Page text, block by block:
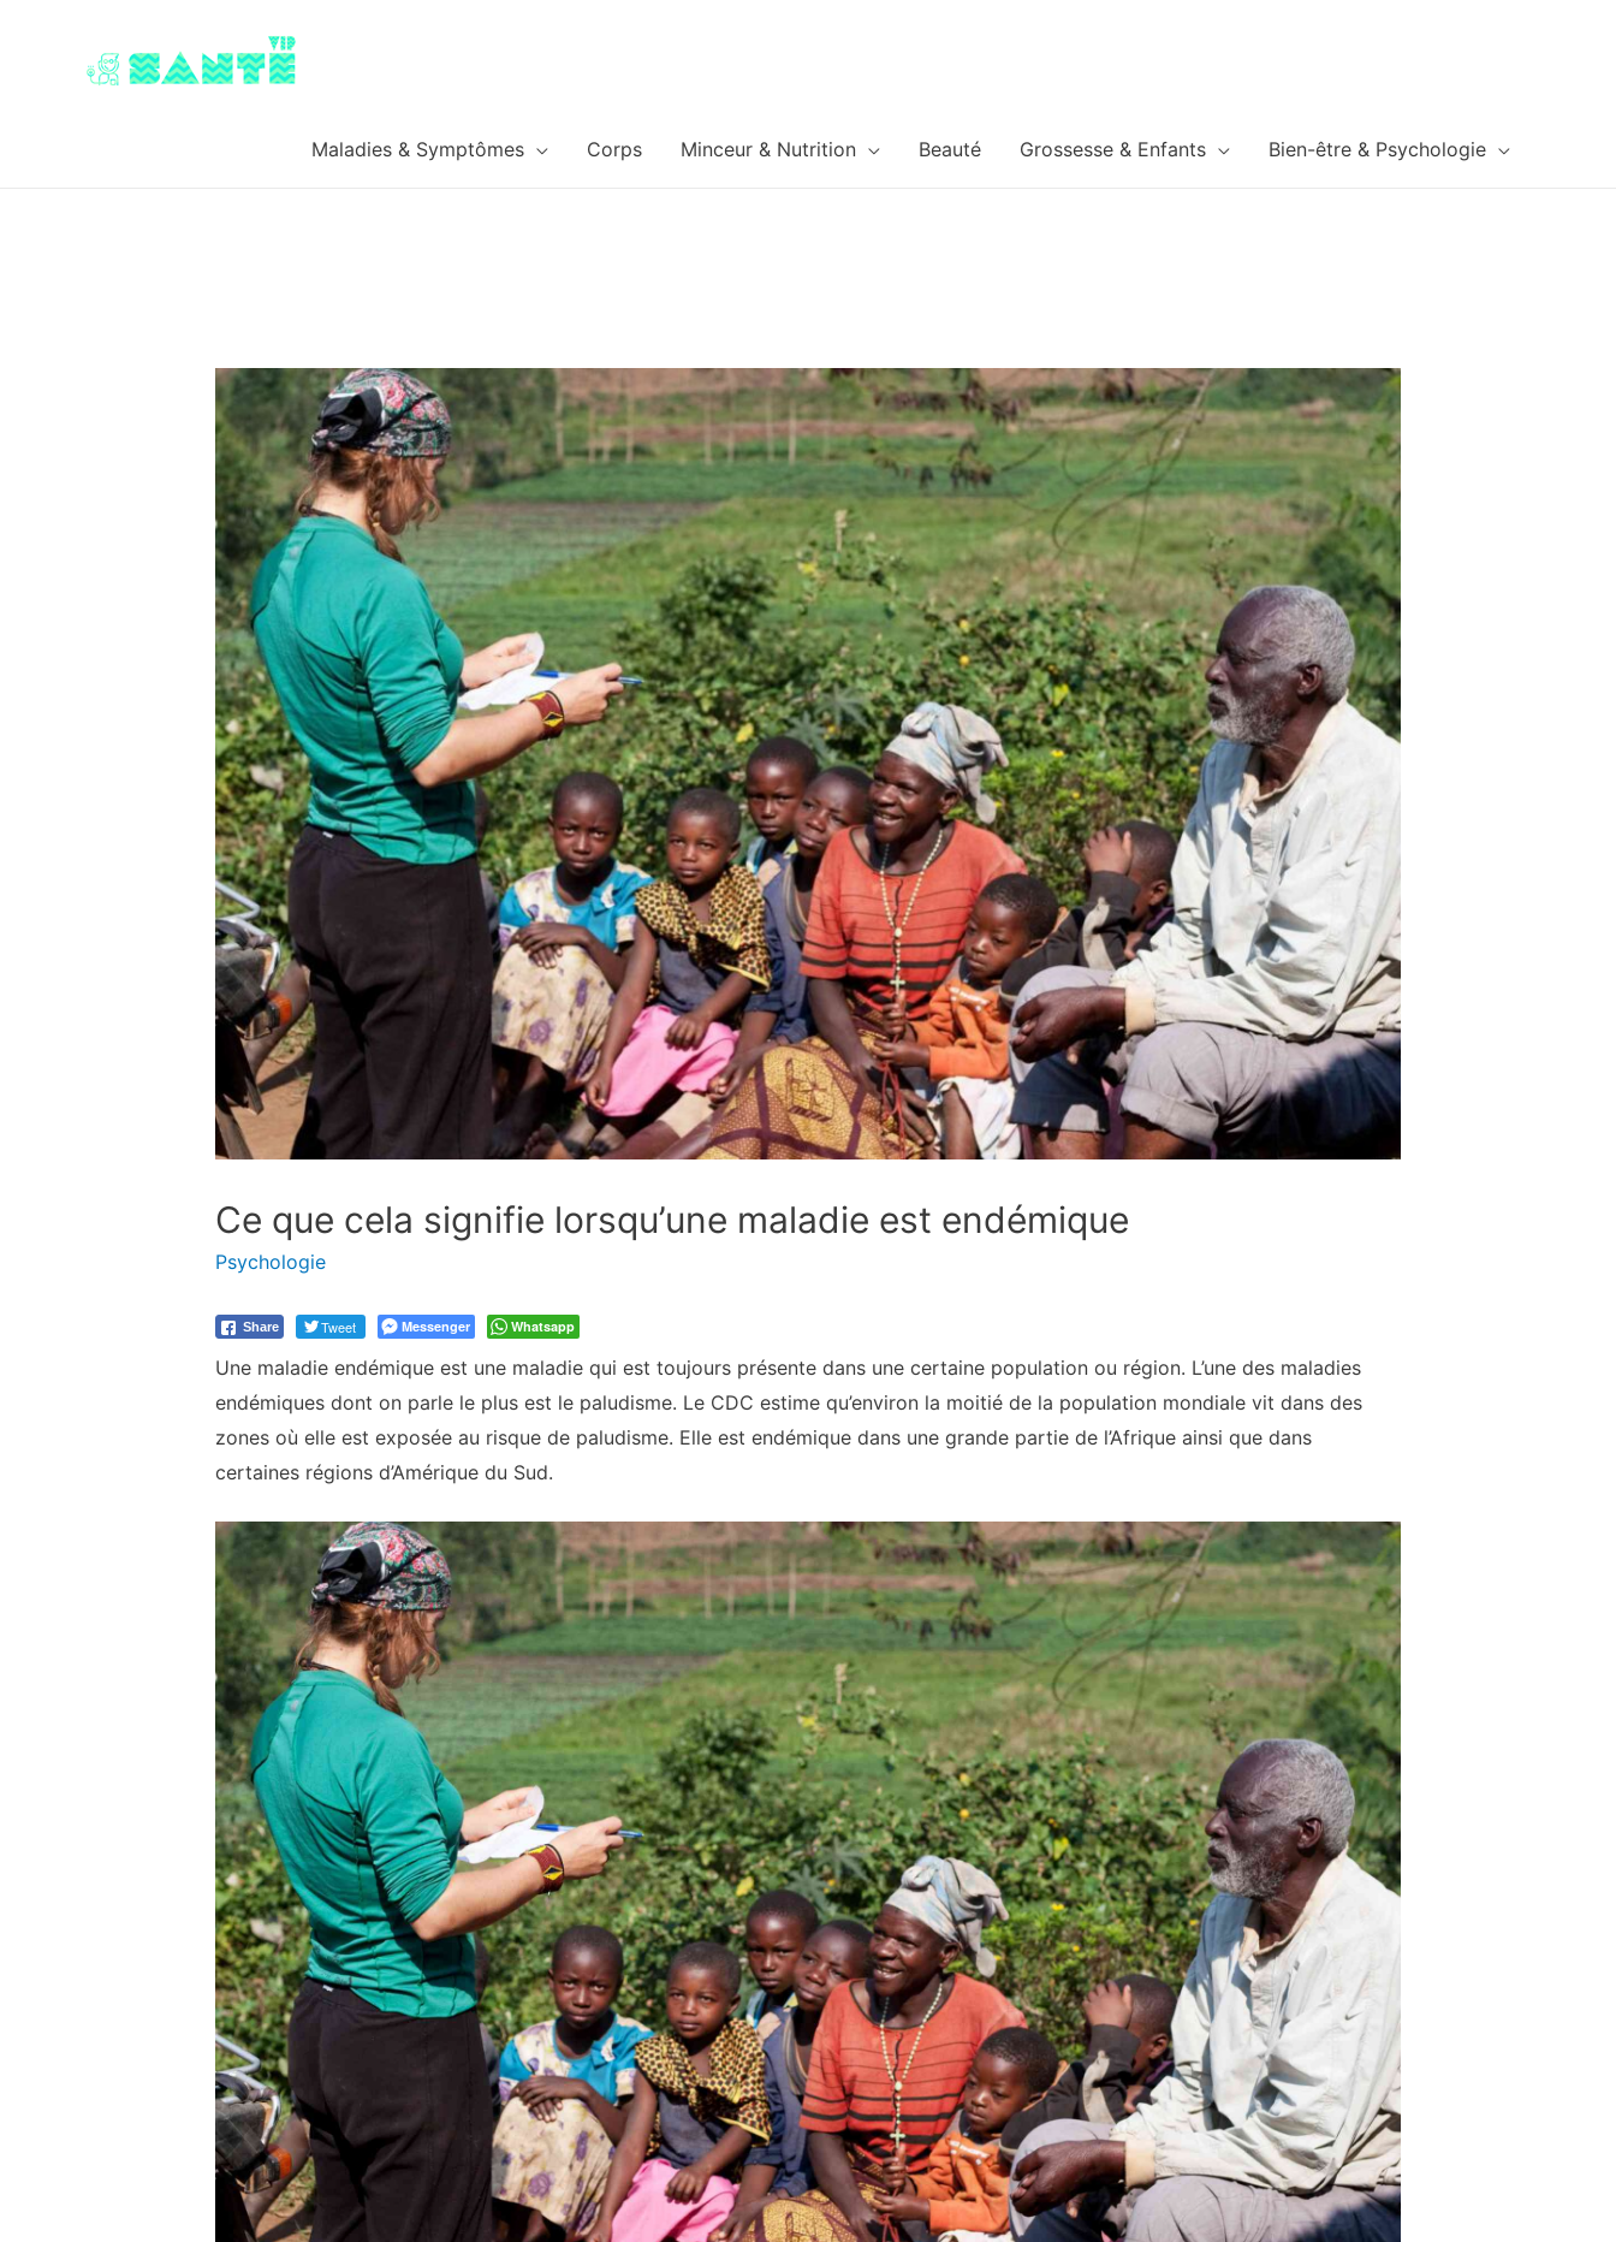
Maladies & Symptômes Corps Minceur & Nutrition Beauté Grossesse & Enfants Bien-être & Psychologie
Ce que cela signifie lorsqu’une maladie est endémique
Psychologie
Share Tweet Messenger Whatsapp
Une maladie endémique est une maladie qui est toujours présente dans une certaine population ou région. L’une des maladies
endémiques dont on parle le plus est le paludisme. Le CDC estime qu’environ la moitié de la population mondiale vit dans des
zones où elle est exposée au risque de paludisme. Elle est endémique dans une grande partie de l’Afrique ainsi que dans
certaines régions d’Amérique du Sud.